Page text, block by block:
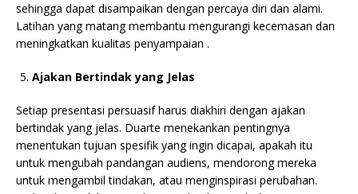
sehingga dapat disampaikan dengan percaya diri dan alami.
Latihan yang matang membantu mengurangi kecemasan dan
meningkatkan kualitas penyampaian .
Ajakan Bertindak yang Jelas
Setiap presentasi persuasif harus diakhiri dengan ajakan
bertindak yang jelas. Duarte menekankan pentingnya
menentukan tujuan spesifik yang ingin dicapai, apakah itu
untuk mengubah pandangan audiens, mendorong mereka
untuk mengambil tindakan, atau menginspirasi perubahan.